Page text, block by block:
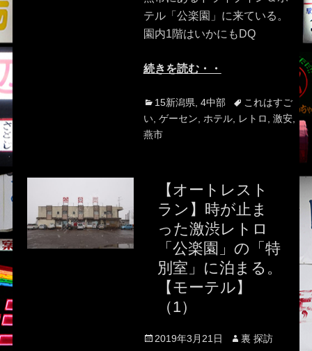
テル「公楽園」に来ている。
園内1階はいかにもDQ
続きを読む・・
Categories
15新潟県 4中部 Tagsこれはすご
い, ゲーセン ホテル, レトロ 激安,
燕市
【オートレスト
ラン】時が止ま
った激渋レトロ
「公楽園」の「特
別室」に泊まる。
【モーテル】
（1）
Posted
2019年3月21日 Author
裏 探訪